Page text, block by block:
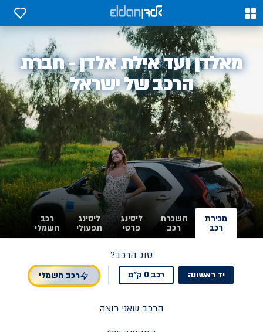
0
0
אלדן
מאלדן ועד אילת אלדן - חברת
הרכב של ישראל
מכירת
רכב
השכרת
רכב
ליסינג
פרטי
ליסינג
תפעולי
רכב
חשמלי
סוג הרכב?
יד ראשונה רכב 0 ק"מ רכב חשמלי
הרכב שאני רוצה